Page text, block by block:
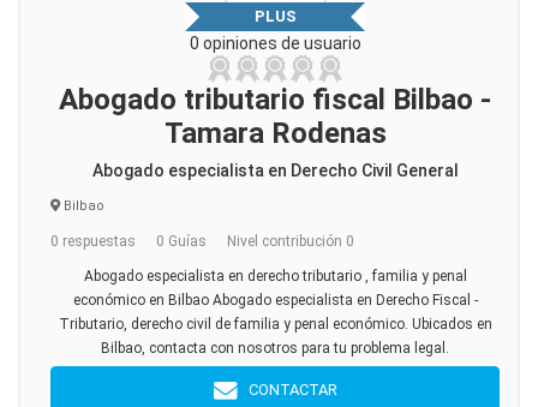
PLUS
0 opiniones de usuario
Abogado tributario fiscal Bilbao -
Tamara Rodenas
Abogado especialista en Derecho Civil General
Bilbao
0 respuestas 0 Guías Nivel contribución 0
Abogado especialista en derecho tributario , familia y penal
económico en Bilbao Abogado especialista en Derecho Fiscal -
Tributario, derecho civil de familia y penal económico. Ubicados en
Bilbao, contacta con nosotros para tu problema legal.
CONTACTAR